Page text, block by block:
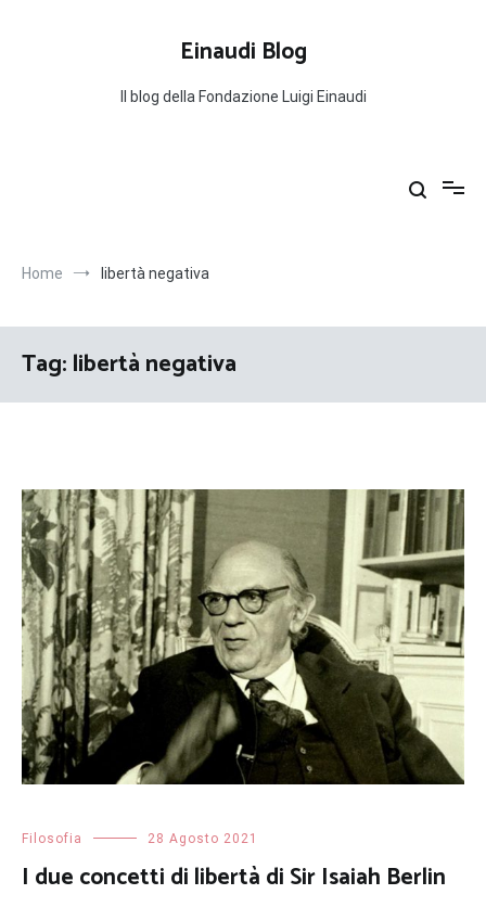
Einaudi Blog
Il blog della Fondazione Luigi Einaudi
Home libertà negativa
Tag:libertà negativa
Filosofia 28 Agosto 2021
I due concetti di libertà di Sir Isaiah Berlin